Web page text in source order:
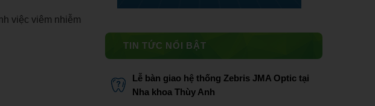
việc viêm nhiễm
TIN TỨC NỔI BẬT
Lễ bàn giao hệ thống Zebris JMA Optic tại
Nha khoa Thùy Anh